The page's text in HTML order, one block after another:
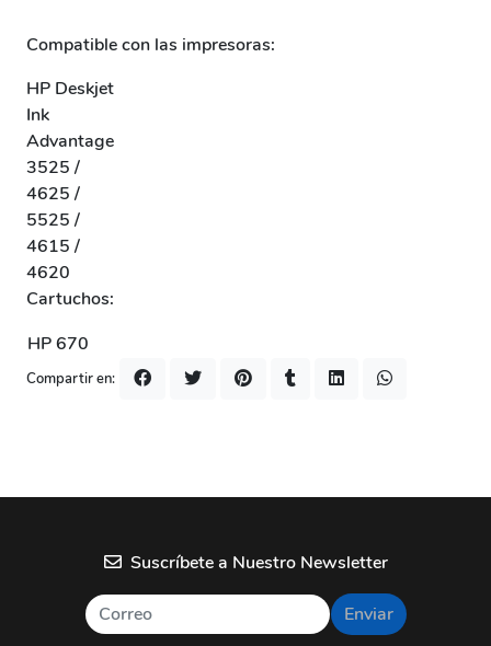
Compatible con las impresoras:
HP Deskjet
Ink
Advantage
3525 /
4625 /
5525 /
4615 /
4620
Cartuchos:
HP 670
Compartir en:
Suscríbete a Nuestro Newsletter
Enviar